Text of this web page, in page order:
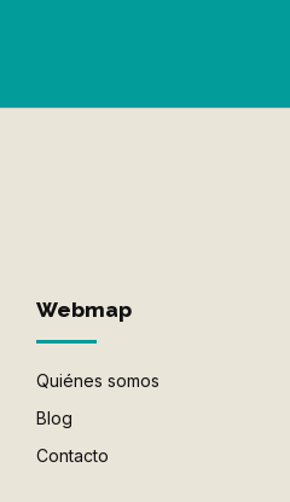
Webmap
Quiénes somos
Blog
Contacto